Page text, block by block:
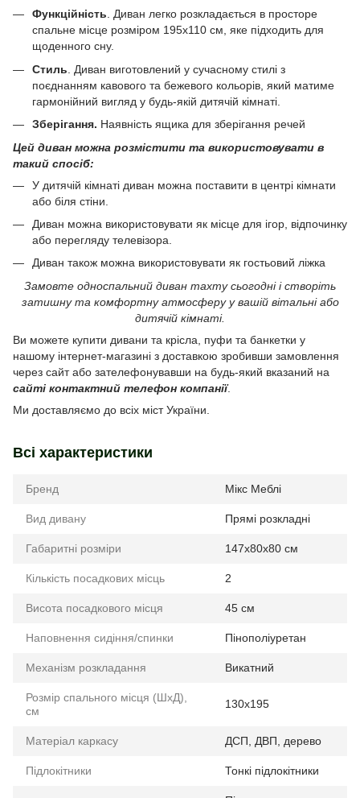
Функційність. Диван легко розкладається в просторе
спальне місце розміром 195x110 см, яке підходить для
щоденного сну.
Стиль . Диван виготовлений у сучасному стилі з
поєднанням кавового та бежевого кольорів, який матиме
гармонійний вигляд у будь-якій дитячій кімнаті.
Зберігання. Наявність ящика для зберігання речей
Цей диван можна розмістити та використовувати в
такий спосіб:
У дитячій кімнаті диван можна поставити в центрі кімнати
або біля стіни.
Диван можна використовувати як місце для ігор, відпочинку
або перегляду телевізора.
Диван також можна використовувати як гостьовий ліжка
Замовте односпальний диван тахтусьогодні і створіть
затишну та комфортну атмосферу у вашій вітальні або
дитячій кімнаті.
Ви можете купити дивани та крісла, пуфи та банкетки у
нашому інтернет-магазині з доставкою зробивши замовлення
через сайт або зателефонувавши на будь-який вказаний на
сайті контактний телефон компанії.
Ми доставляємо до всіх міст України.
Всі характеристики
Бренд Мікс Меблі
Вид дивану Прямі розкладні
Габаритні розміри 147x80x80 см
Кількість посадкових місць 2
Висота посадкового місця 45 см
Наповнення сидіння/спинки Пінополіуретан
Механізм розкладання Викатний
Розмір спального місця (ШхД),
см
130х195
Матеріал каркасу ДСП, ДВП, дерево
Підлокітники Тонкі підлокітники